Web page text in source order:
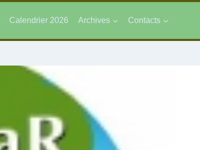
Calendrier 2026 Archives Contacts